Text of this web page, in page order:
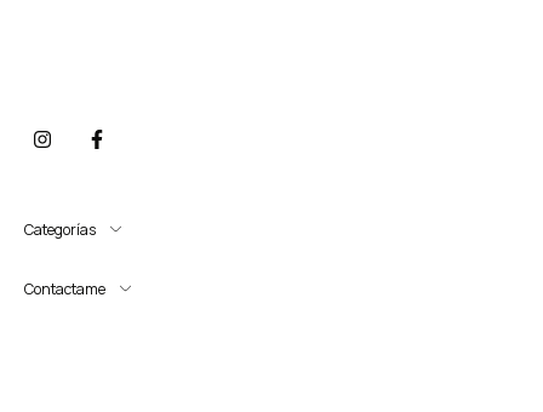
Categorías
Contactame